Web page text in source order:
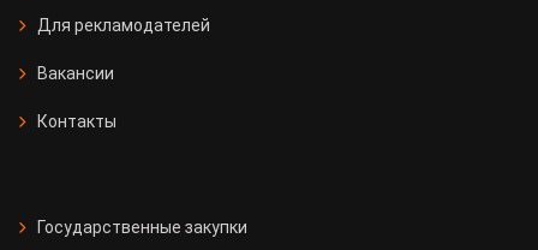
Для рекламодателей
Вакансии
Контакты
Государственные закупки